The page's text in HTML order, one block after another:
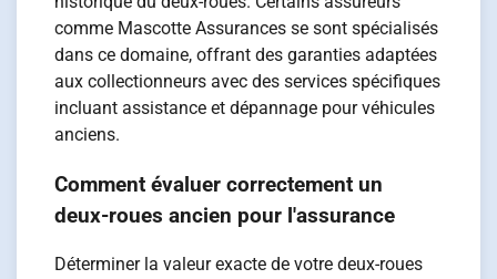
comme Mascotte Assurances se sont spécialisés
dans ce domaine, offrant des garanties adaptées
aux collectionneurs avec des services spécifiques
incluant assistance et dépannage pour véhicules
anciens.
Comment évaluer correctement un
deux-roues ancien pour l'assurance
Déterminer la valeur exacte de votre deux-roues